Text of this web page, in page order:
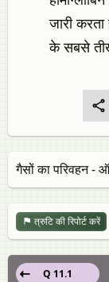
जारी
के सबसे
गैसों का परिवहन -
त्रुटि की रिपोर्ट करें
Q 11.1